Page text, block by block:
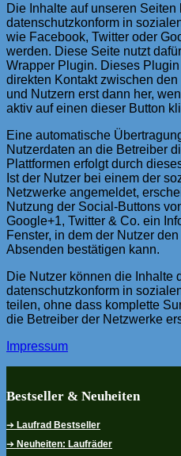
Die Inhalte auf unseren Seiten
datenschutzkonform in
wie Facebook, Twitter oder
werden. Diese Seite nutzt
Wrapper Plugin. Dieses
direkten Kontakt zwischen den
und Nutzern erst dann her,
aktiv auf einen dieser Button
Eine automatische
Nutzerdaten an die Betreiber
Plattformen erfolgt durch
Ist der Nutzer bei einem der
Netzwerke angemeldet,
Nutzung der Social-Buttons
Google+1, Twitter & Co. ein
Fenster, in dem der Nutzer
Absenden bestätigen kann.
Die Nutzer können die Inhalte
datenschutzkonform in
teilen, ohne dass komplette
die Betreiber der Netzwerke
Impressum
Bestseller & Neuheiten
➔ Laufrad Bestseller
➔ Neuheiten: Laufräder